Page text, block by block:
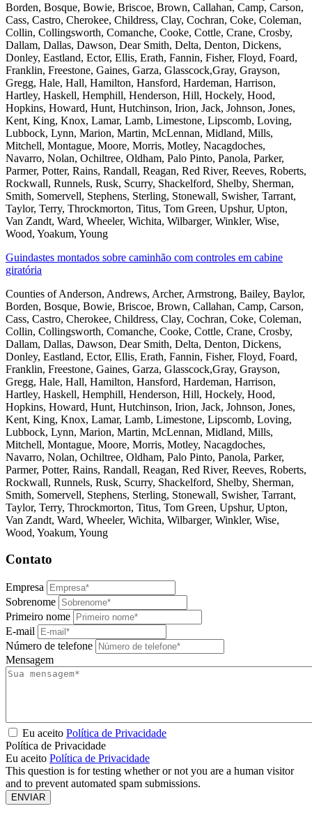
Borden, Bosque, Bowie, Briscoe, Brown, Callahan, Camp, Carson,
Cass, Castro, Cherokee, Childress, Clay, Cochran, Coke, Coleman,
Collin, Collingsworth, Comanche, Cooke, Cottle, Crane, Crosby,
Dallam, Dallas, Dawson, Dear Smith, Delta, Denton, Dickens,
Donley, Eastland, Ector, Ellis, Erath, Fannin, Fisher, Floyd, Foard,
Franklin, Freestone, Gaines, Garza, Glasscock,Gray, Grayson,
Gregg, Hale, Hall, Hamilton, Hansford, Hardeman, Harrison,
Hartley, Haskell, Hemphill, Henderson, Hill, Hockely, Hood,
Hopkins, Howard, Hunt, Hutchinson, Irion, Jack, Johnson, Jones,
Kent, King, Knox, Lamar, Lamb, Limestone, Lipscomb, Loving,
Lubbock, Lynn, Marion, Martin, McLennan, Midland, Mills,
Mitchell, Montague, Moore, Morris, Motley, Nacagdoches,
Navarro, Nolan, Ochiltree, Oldham, Palo Pinto, Panola, Parker,
Parmer, Potter, Rains, Randall, Reagan, Red River, Reeves, Roberts,
Rockwall, Runnels, Rusk, Scurry, Shackelford, Shelby, Sherman,
Smith, Somervell, Stephens, Sterling, Stonewall, Swisher, Tarrant,
Taylor, Terry, Throckmorton, Titus, Tom Green, Upshur, Upton,
Van Zandt, Ward, Wheeler, Wichita, Wilbarger, Winkler, Wise,
Wood, Yoakum, Young
Guindastes montados sobre caminhão com controles em cabine
giratória
Counties of Anderson, Andrews, Archer, Armstrong, Bailey, Baylor,
Borden, Bosque, Bowie, Briscoe, Brown, Callahan, Camp, Carson,
Cass, Castro, Cherokee, Childress, Clay, Cochran, Coke, Coleman,
Collin, Collingsworth, Comanche, Cooke, Cottle, Crane, Crosby,
Dallam, Dallas, Dawson, Dear Smith, Delta, Denton, Dickens,
Donley, Eastland, Ector, Ellis, Erath, Fannin, Fisher, Floyd, Foard,
Franklin, Freestone, Gaines, Garza, Glasscock,Gray, Grayson,
Gregg, Hale, Hall, Hamilton, Hansford, Hardeman, Harrison,
Hartley, Haskell, Hemphill, Henderson, Hill, Hockely, Hood,
Hopkins, Howard, Hunt, Hutchinson, Irion, Jack, Johnson, Jones,
Kent, King, Knox, Lamar, Lamb, Limestone, Lipscomb, Loving,
Lubbock, Lynn, Marion, Martin, McLennan, Midland, Mills,
Mitchell, Montague, Moore, Morris, Motley, Nacagdoches,
Navarro, Nolan, Ochiltree, Oldham, Palo Pinto, Panola, Parker,
Parmer, Potter, Rains, Randall, Reagan, Red River, Reeves, Roberts,
Rockwall, Runnels, Rusk, Scurry, Shackelford, Shelby, Sherman,
Smith, Somervell, Stephens, Sterling, Stonewall, Swisher, Tarrant,
Taylor, Terry, Throckmorton, Titus, Tom Green, Upshur, Upton,
Van Zandt, Ward, Wheeler, Wichita, Wilbarger, Winkler, Wise,
Wood, Yoakum, Young
Contato
Empresa
Sobrenome
Primeiro nome
E-mail
Número de telefone
Mensagem
Eu aceito Política de Privacidade
Política de Privacidade
Eu aceito Política de Privacidade
This question is for testing whether or not you are a human visitor
and to prevent automated spam submissions.